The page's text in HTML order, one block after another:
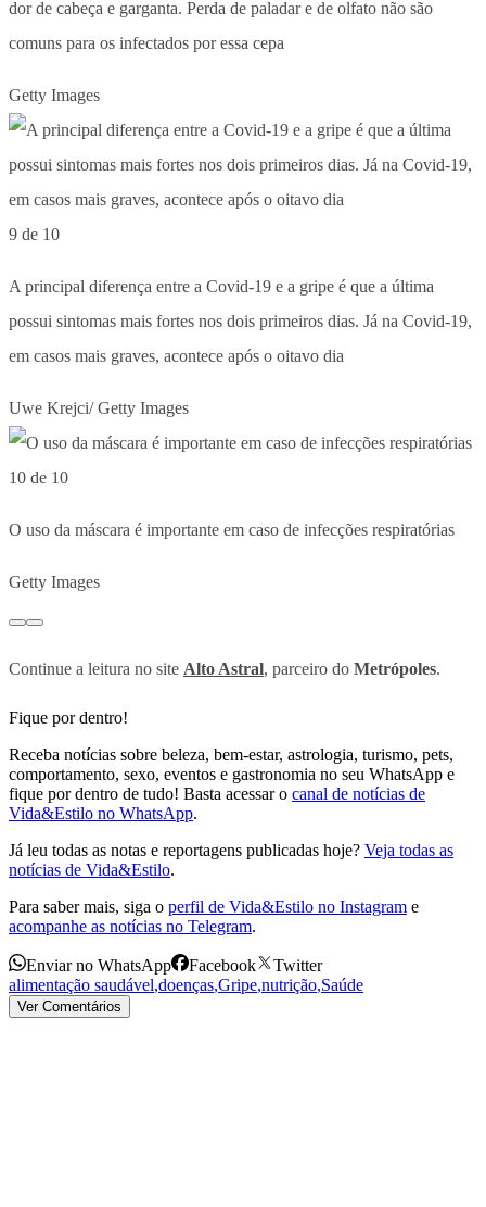
dor de cabeça e garganta. Perda de paladar e de olfato não são
comuns para os infectados por essa cepa
Getty Images
9 de 10
A principal diferença entre a Covid-19 e a gripe é que a última
possui sintomas mais fortes nos dois primeiros dias. Já na Covid-19,
em casos mais graves, acontece após o oitavo dia
Uwe Krejci/ Getty Images
10 de 10
O uso da máscara é importante em caso de infecções respiratórias
Getty Images
Continue a leitura no site Alto Astral, parceiro do Metrópoles.
Fique por dentro!
Receba notícias sobre beleza, bem-estar, astrologia, turismo, pets,
comportamento, sexo, eventos e gastronomia no seu WhatsApp e
fique por dentro de tudo! Basta acessar o canal de notícias de
Vida&Estilo no WhatsApp.
Já leu todas as notas e reportagens publicadas hoje? Veja todas as
notícias de Vida&Estilo.
Para saber mais, siga o perfil de Vida&Estilo no Instagram e
acompanhe as notícias no Telegram.
Enviar no WhatsApp Facebook
Twitter
alimentação saudável,doenças,Gripe,nutrição,Saúde
Ver Comentários